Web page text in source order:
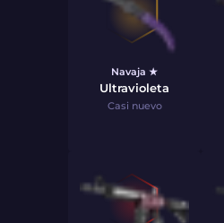
Navaja ★
Ultravioleta
Casi nuevo